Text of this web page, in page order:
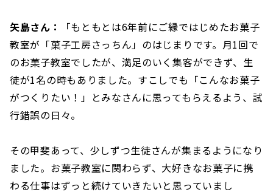
矢島さん：
「もともとは6年前にご縁ではじめたお菓子
教室が「菓子工房さっちん」のはじまりです。月1回で
のお菓子教室でしたが、満足のいく集客ができず、生
徒が1名の時もありました。すこしでも「こんなお菓子
がつくりたい！」とみなさんに思ってもらえるよう、試
行錯誤の日々。
その甲斐あって、少しずつ生徒さんが集まるようになり
ました。お菓子教室に関わらず、大好きなお菓子に携
わる仕事はずっと続けていきたいと思っていまし